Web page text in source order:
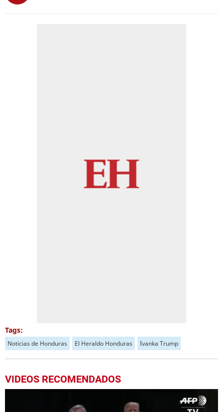
Tags:
Noticias de Honduras El Heraldo Honduras Ivanka Trump
VIDEOS RECOMENDADOS